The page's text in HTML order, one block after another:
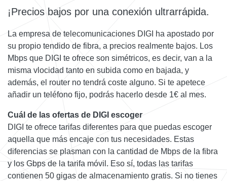
¡Precios bajos por una conexión ultrarrápida.
La empresa de telecomunicaciones DIGI ha apostado por
su propio tendido de fibra, a precios realmente bajos. Los
Mbps que DIGI te ofrece son simétricos, es decir, van a la
misma vlocidad tanto en subida como en bajada, y
además, el router no tendrá coste alguno. Si te apetece
añadir un teléfono fijo, podrás hacerlo desde 1€ al mes.
Cuál de las ofertas de DIGI escoger
DIGI te ofrece tarifas diferentes para que puedas escoger
aquella que más encaje con tus necesidades. Estas
diferencias se plasman con la cantidad de Mbps de la fibra
y los Gbps de la tarifa móvil. Eso sí, todas las tarifas
contienen 50 gigas de almacenamiento gratis. Si no tienes